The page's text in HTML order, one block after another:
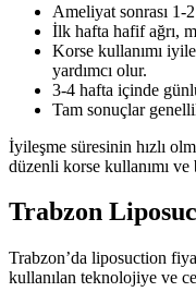
Ameliyat sonrası 1-
İlk hafta hafif ağrı,
Korse kullanımı
yardımcı olur.
3-4 hafta içinde
Tam sonuçlar
İyileşme süresinin hızlı
düzenli korse kullanımı
Trabzon
Trabzon’da liposuction
kullanılan teknolojiye ve